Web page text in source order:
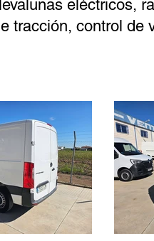
eléctricos,
tracción, control de